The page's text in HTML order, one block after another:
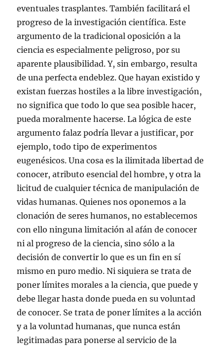
eventuales trasplantes. También facilitará el
progreso de la investigación científica. Este
argumento de la tradicional oposición a la
ciencia es especialmente peligroso, por su
aparente plausibilidad. Y, sin embargo, resulta
de una perfecta endeblez. Que hayan existido y
existan fuerzas hostiles a la libre investigación,
no significa que todo lo que sea posible hacer,
pueda moralmente hacerse. La lógica de este
argumento falaz podría llevar a justificar, por
ejemplo, todo tipo de experimentos
eugenésicos. Una cosa es la ilimitada libertad de
conocer, atributo esencial del hombre, y otra la
licitud de cualquier técnica de manipulación de
vidas humanas. Quienes nos oponemos a la
clonación de seres humanos, no establecemos
con ello ninguna limitación al afán de conocer
ni al progreso de la ciencia, sino sólo a la
decisión de convertir lo que es un fin en sí
mismo en puro medio. Ni siquiera se trata de
poner límites morales a la ciencia, que puede y
debe llegar hasta donde pueda en su voluntad
de conocer. Se trata de poner límites a la acción
y a la voluntad humanas, que nunca están
legitimadas para ponerse al servicio de la